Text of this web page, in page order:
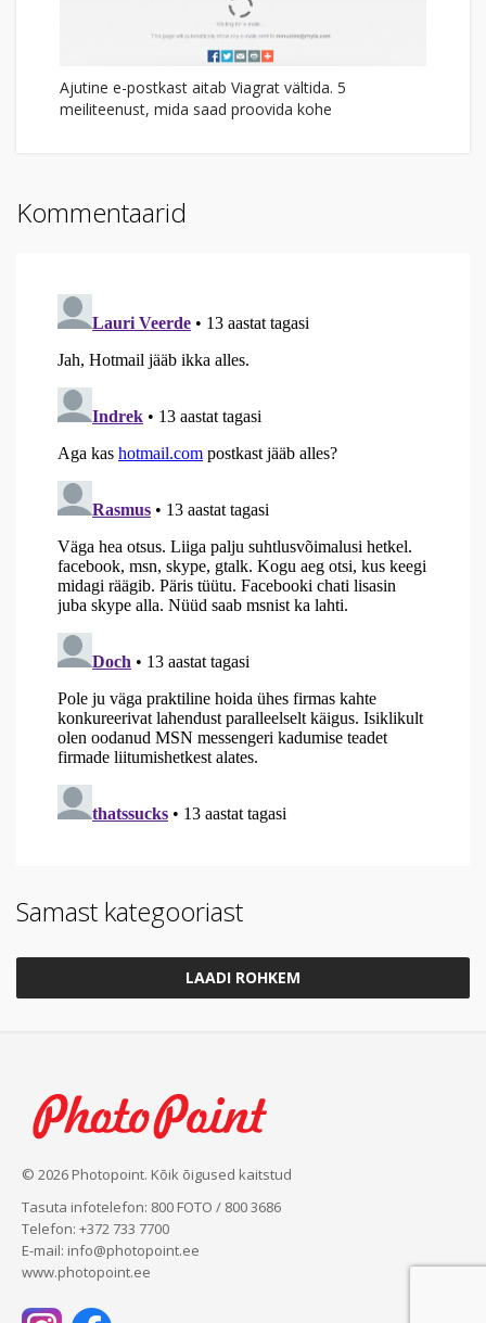
Ajutine e-postkast aitab Viagrat vältida. 5
meiliteenust, mida saad proovida kohe
Kommentaarid
Samast kategooriast
LAADI ROHKEM
© 2026 Photopoint. Kõik õigused kaitstud
Tasuta infotelefon: 800 FOTO / 800 3686
Telefon: +372 733 7700
E-mail: info@photopoint.ee
www.photopoint.ee